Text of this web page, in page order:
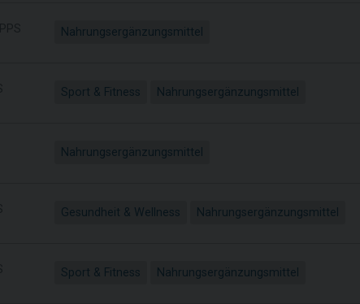
Nahrungsergänzungsmittel
Sport & Fitness Nahrungsergänzungsmittel
Nahrungsergänzungsmittel
Gesundheit & Wellness Nahrungsergänzungsmittel
Sport & Fitness Nahrungsergänzungsmittel